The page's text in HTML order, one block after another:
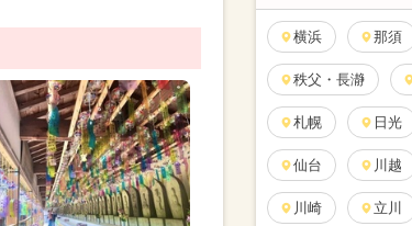
横浜 那須
秩父・長瀞
札幌 日光
仙台 川越
川崎 立川